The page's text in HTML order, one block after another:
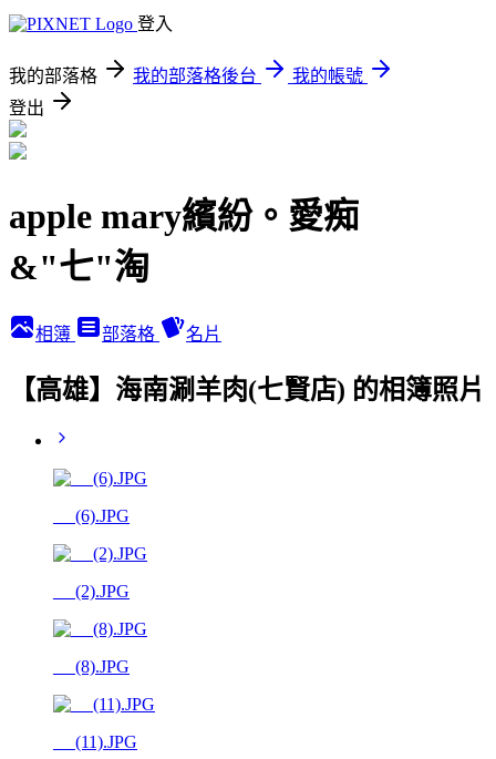
登入
我的部落格 我的部落格後台
我的帳號
登出
apple mary繽紛。愛痴
&"七"淘
相簿 部落格 名片
【高雄】海南涮羊肉(七賢店) 的相簿照片
__ (6).JPG
__ (2).JPG
__ (8).JPG
__ (11).JPG